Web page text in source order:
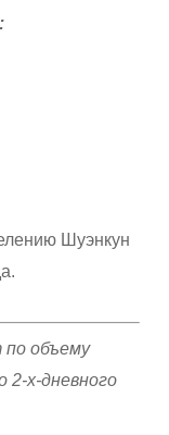
Шуэнкун
по объему
2-х-дневного